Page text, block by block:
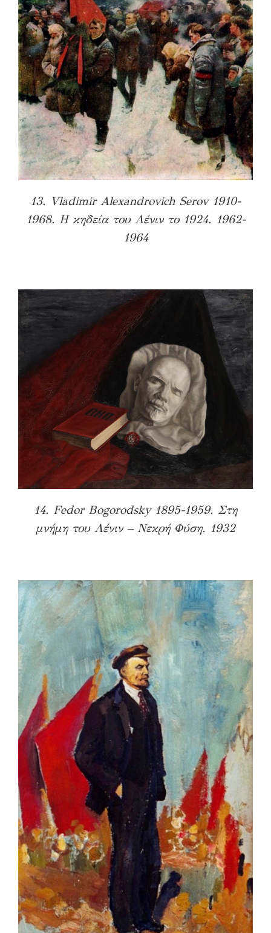
13. Vladimir Alexandrovich Serov 1910-
1968. Η κηδεία του Λένιν το 1924. 1962-
1964
14. Fedor Bogorodsky 1895-1959. Στη
μνήμη του Λένιν – Νεκρή Φύση. 1932